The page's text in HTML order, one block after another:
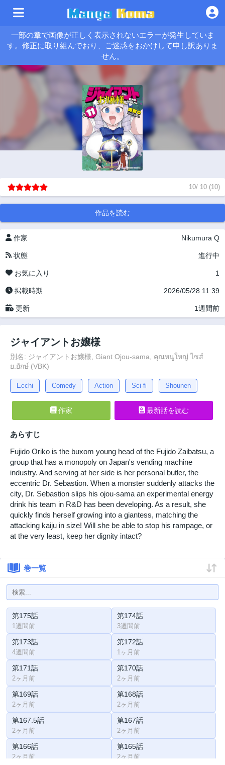
一部の章で画像が正しく表示されないエラーが発生していま
す。修正に取り組んでおり、ご迷惑をおかけして申し訳ありま
せん。
10/ 10 (10)
作品を読む
作家 Nikumura Q
状態 進行中
お気に入り 1
掲載時期 2026/05/28 11:39
更新 1週間前
ジャイアントお嬢様
別名: ジャイアントお嬢様, Giant Ojou-sama, คุณหนูใหญ่ ไซส์
ย.ยักษ์ (VBK)
Ecchi Comedy Action Sci-fi Shounen
作家 最新話を読む
あらすじ
Fujido Oriko is the buxom young head of the Fujido Zaibatsu, a
group that has a monopoly on Japan's vending machine
industry. And serving at her side is her personal butler, the
eccentric Dr. Sebastion. When a monster suddenly attacks the
city, Dr. Sebastion slips his ojou-sama an experimental energy
drink his team in R&D has been developing. As a result, she
quickly finds herself growing into a giantess, matching the
attacking kaiju in size! Will she be able to stop his rampage, or
at the very least, keep her dignity intact?
巻一覧
第175話
1週間前
第174話
3週間前
第173話
4週間前
第172話
1ヶ月前
第171話
2ヶ月前
第170話
2ヶ月前
第169話
2ヶ月前
第168話
2ヶ月前
第167.5話
2ヶ月前
第167話
2ヶ月前
第166話
2ヶ月前
第165話
2ヶ月前